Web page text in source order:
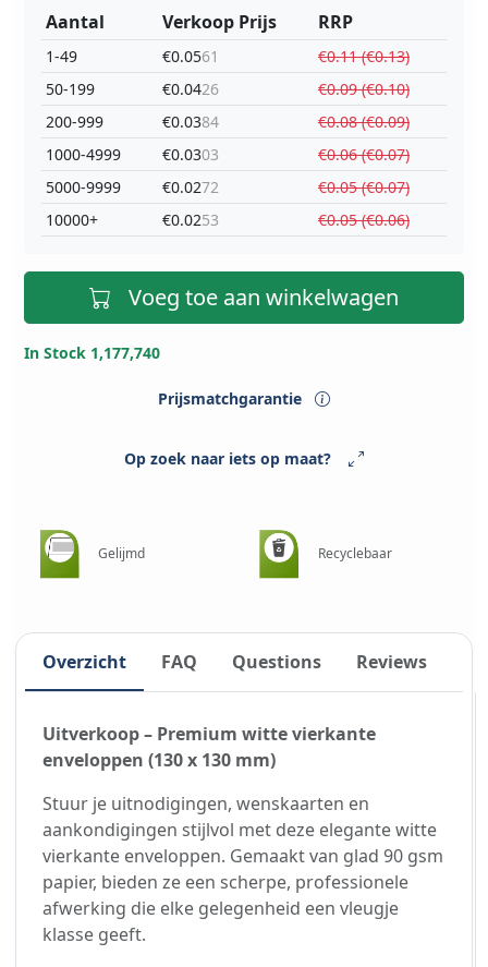
Aantal
1-49
50-199
200-999
1000-4999
5000-9999
10000+
Verkoop Prijs
€0.0561
€0.0426
€0.0384
€0.0303
€0.0272
€0.0253
RRP
€0.11 (€0.13)
€0.09 (€0.10)
€0.08 (€0.09)
€0.06 (€0.07)
€0.05 (€0.07)
€0.05 (€0.06)
Voeg toe aan winkelwagen
In Stock 1,177,740
Prijsmatchgarantie
Op zoek naar iets op maat?
Gelijmd Recyclebaar
Overzicht FAQ Questions Reviews
Uitverkoop – Premium witte vierkante
enveloppen (130 x 130 mm)
Stuur je uitnodigingen, wenskaarten en
aankondigingen stijlvol met deze elegante witte
vierkante enveloppen. Gemaakt van glad 90 gsm
papier, bieden ze een scherpe, professionele
afwerking die elke gelegenheid een vleugje
klasse geeft.